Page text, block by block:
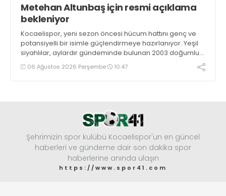
Metehan Altunbaş için resmi açıklama
bekleniyor
Kocaelispor, yeni sezon öncesi hücum hattını genç ve
potansiyelli bir isimle güçlendirmeye hazırlanıyor. Yeşil
siyahlılar, aylardır gündeminde bulunan 2003 doğumlu
santrfor Metehan Altunbaş transferinde sona hayli
yaklaştı.
06 Ağustos 2026 Perşembe 10:47
Şehrimizin spor kulübü Kocaelispor'un en güncel
haberleri ve gündeme dair son dakika spor
haberlerine anında ulaşın
https://www.spor41.com